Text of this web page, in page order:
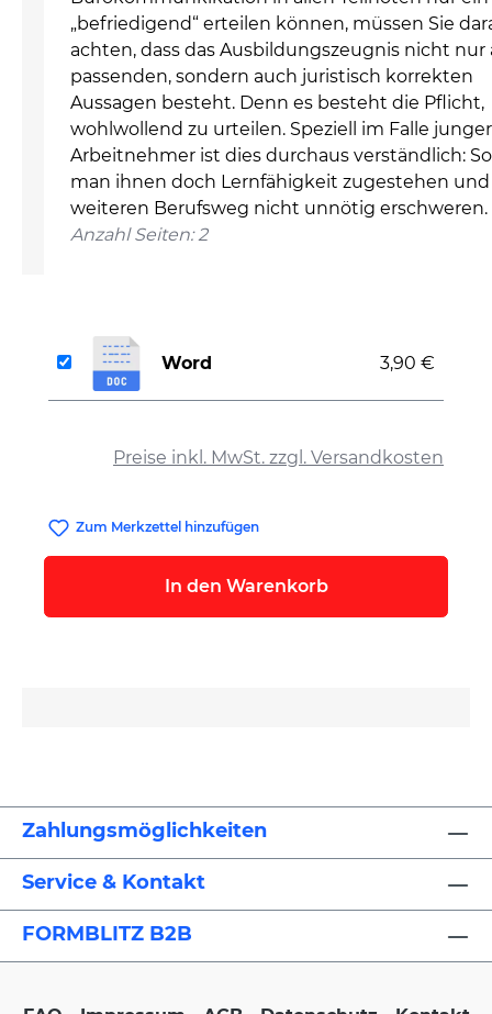
„befriedigend“ erteilen können, müssen Sie
achten, dass das Ausbildungszeugnis nicht nur
passenden, sondern auch juristisch korrekten
Aussagen besteht. Denn es besteht die Pflicht,
wohlwollend zu urteilen. Speziell im Falle junger
Arbeitnehmer ist dies durchaus verständlich:
man ihnen doch Lernfähigkeit zugestehen
weiteren Berufsweg nicht unnötig erschweren.
Anzahl Seiten: 2
Preise inkl. MwSt. zzgl. Versandkosten
Word 3,90 €
Zum Merkzettel hinzufügen
In den Warenkorb
Zahlungsmöglichkeiten
Service & Kontakt
FORMBLITZ B2B